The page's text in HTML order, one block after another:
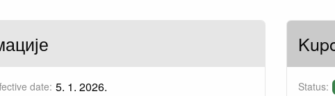
date: 5. 1. 2026. Status: